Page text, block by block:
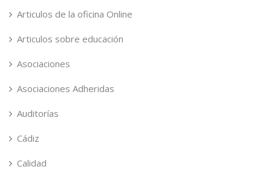
Articulos de la oficina Online
Articulos sobre educación
Asociaciones
Asociaciones Adheridas
Auditorías
Cádiz
Calidad